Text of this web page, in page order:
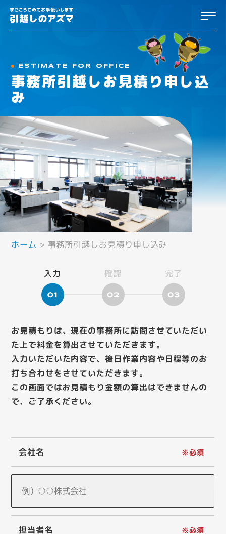
熊本・九州の引越しなら「引越の
ESTIMATE FOR OFFICE
事務所引越しお見積り申し込
み
ホーム > 事務所引越しお見積り申し込み
お見積もりは、現在の事務所に訪問させていただい
た上で料金を算出させていただきます。
入力いただいた内容で、後日作業内容や日程等のお
打ち合わせをさせていただきます。
この画面ではお見積もり金額の算出はできませんの
で、ご了承ください。
会社名
担当者名